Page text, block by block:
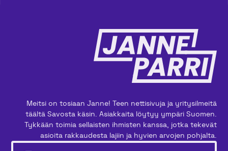
Meitsi on tosiaan Janne! Teen nettisivuja ja yritysilmeitä
täältä Savosta käsin. Asiakkaita löytyy ympäri Suomen.
Tykkään toimia sellaisten ihmisten kanssa, jotka tekevät
asioita rakkaudesta lajiin ja hyvien arvojen pohjalta.